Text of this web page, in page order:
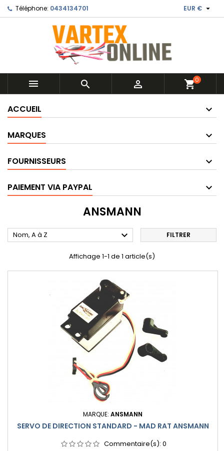
Téléphone: 0434134701 EUR € 
   shopping_cart0
ACCUEIL
MARQUES
FOURNISSEURS
PAIEMENT VIA PAYPAL
ANSMANN
Nom, A à Z  FILTRER
Affichage 1-1 de 1 article(s)
MARQUE: ANSMANN
SERVO DE DIRECTION STANDARD - MAD RAT ANSMANN
Commentaire(s): 0